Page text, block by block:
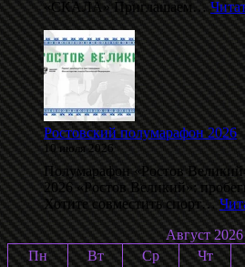
«СКАЛА» Приглашаем…
Ростовский полумарафон 2026
10 июля 2026
Полумарафон «Ростов
2026 «Ростов Великий»:
Хотите совместить спорт…
Август 2026
Пн
Вт Ср Чт